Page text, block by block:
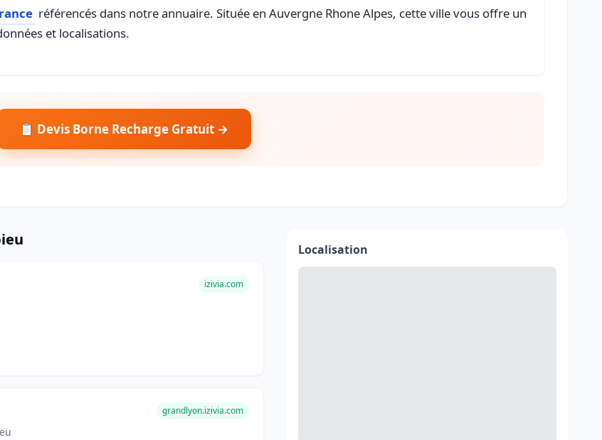
référencés dans notre annuaire. Située en Auvergne Rhone Alpes, cette ville vous offre un
et localisations.
📋 Devis Borne Recharge Gratuit →
izivia.com
grandlyon.izivia.com
Localisation